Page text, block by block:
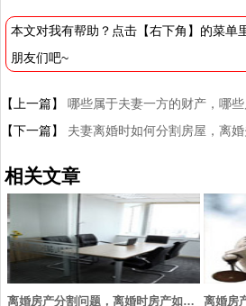
本文对我有帮助？点击【右下角】的菜单
朋友们吧~
【上一篇】
哪些属于夫妻一方的财产，哪
【下一篇】
夫妻离婚时如何分割房屋，离
相关文章
离婚房产分割问题，离婚时房产如何分割，怎么分？